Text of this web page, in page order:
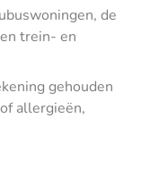
de
trein- en
gehouden
allergieën,